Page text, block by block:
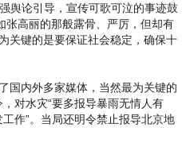
舆论引导，宣传可歌可泣的事迹鼓
张高丽的那般露骨、严厉，但却有
关键的是要保证社会稳定，确保十
国内外多家媒体，当然最为关键的
对水灾“要多报导暴雨无情人有
作”。当局还明令禁止报导北京地